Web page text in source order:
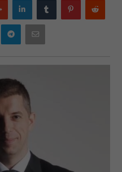
Google
plus
LinkedIn Tumblr Pinterest
Print Telegram